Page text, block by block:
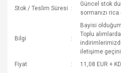
Stok / Teslim Süresi
Güncel stok
sormanızı
Bilgi
Bayisi
Toplu
iletişime
Fiyat
11,08 EUR +